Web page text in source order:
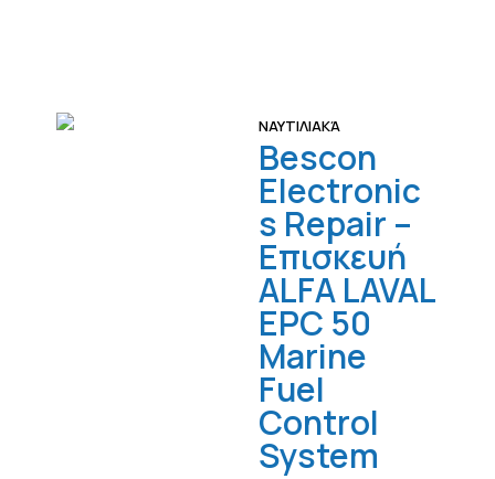
ΝΑΥΤΙΛΙΑΚΆ
Bescon
Electronic
s Repair –
Επισκευή
ALFA LAVAL
EPC 50
Marine
Fuel
Control
System